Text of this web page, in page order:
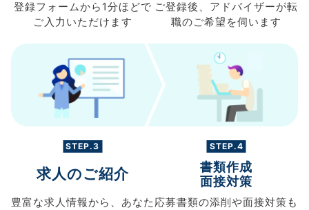
登録フォームから 1分ほどで
ご入力 いただけます
ご登録後、 アドバイザーが転
職のご希望を伺います
STEP.3
求人のご紹介
豊富な求人情報から、 あなた
STEP.4
書類作成
面接対策
応募書類の添削や面接対策も